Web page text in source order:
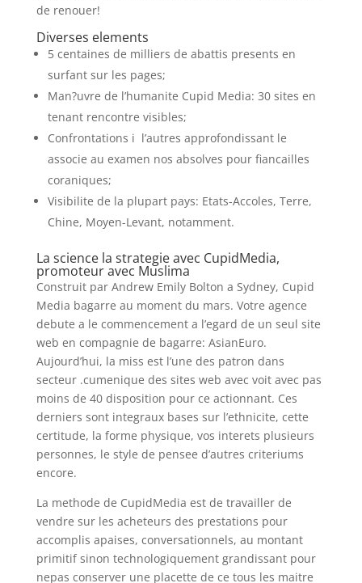
de renouer!
Diverses elements
5 centaines de milliers de abattis presents en
surfant sur les pages;
Man?uvre de l’humanite Cupid Media: 30 sites en
tenant rencontre visibles;
Confrontations i l’autres approfondissant le
associe au examen nos absolves pour fiancailles
coraniques;
Visibilite de la plupart pays: Etats-Accoles, Terre,
Chine, Moyen-Levant, notamment.
La science la strategie avec CupidMedia,
promoteur avec Muslima
Construit par Andrew Emily Bolton a Sydney, Cupid
Media bagarre au moment du mars. Votre agence
debute a le commencement a l’egard de un seul site
web en compagnie de bagarre: AsianEuro.
Aujourd’hui, la miss est l’une des patron dans
secteur .cumenique des sites web avec voit avec pas
moins de 40 disposition pour ce actionnant. Ces
derniers sont integraux bases sur l’ethnicite, cette
certitude, la forme physique, vos interets plusieurs
personnes, le style de pensee d’autres criteriums
encore.
La methode de CupidMedia est de travailler de
vendre sur les acheteurs des prestations pour
accomplis apaises, conversationnels, au montant
primitif sinon technologiquement grandissant pour
nepas conserver une placette de ce tous les maitre